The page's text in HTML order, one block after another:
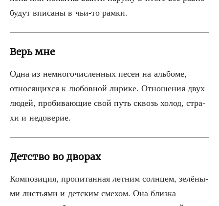
будут впи­са­ны в чьи-то рамки.
Верь мне
Одна из немно­го­чис­лен­ных песен на аль­бо­ме,
отно­ся­щих­ся к любов­ной лири­ке. Отно­ше­ния двух
людей, про­би­ва­ю­щие свой путь сквозь холод, стра­
хи и недоверие.
Детство во дворах
Ком­по­зи­ция, про­пи­тан­ная лет­ним солн­цем, зелё­ны­
ми листья­ми и дет­ским сме­хом. Она близ­ка